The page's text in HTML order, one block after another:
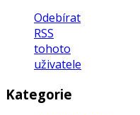
Odebírat
RSS
tohoto
uživatele
Kategorie